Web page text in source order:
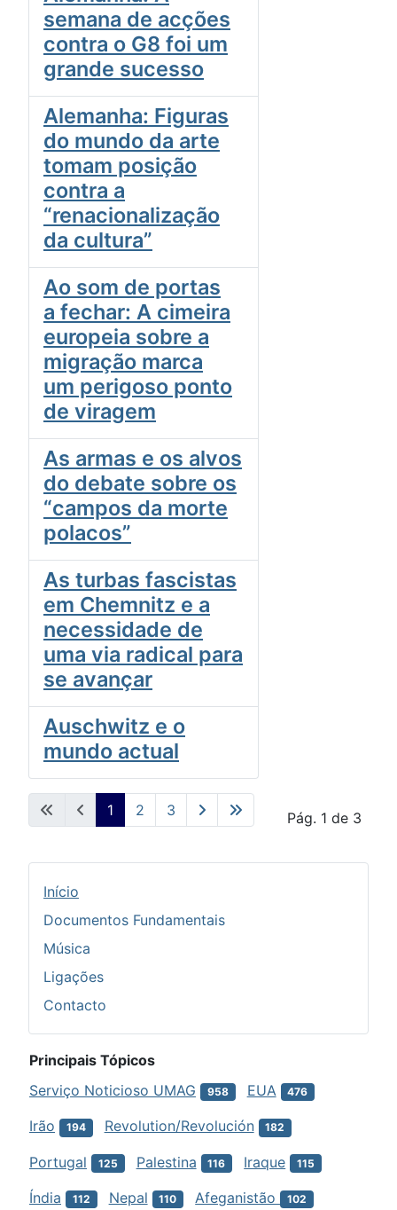
semana de acções
contra o G8 foi um
grande sucesso
Alemanha: Figuras
do mundo da arte
tomam posição
contra a
“renacionalização
da cultura”
Ao som de portas
a fechar: A cimeira
europeia sobre a
migração marca
um perigoso ponto
de viragem
As armas e os alvos
do debate sobre os
“campos da morte
polacos”
As turbas fascistas
em Chemnitz e a
necessidade de
uma via radical para
se avançar
Auschwitz e o
mundo actual
Pág. 1 de 3
1 2 3
Início
Documentos Fundamentais
Música
Ligações
Contacto
Principais Tópicos
Serviço Noticioso UMAG
958 EUA 476
Irão 194 Revolution/Revolución 182
Portugal 125 Palestina 116 Iraque 115
Índia 112 Nepal 110 Afeganistão 102